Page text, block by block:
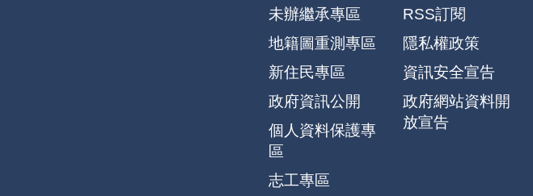
未辦繼承專區
地籍圖重測專區
新住民專區
政府資訊公開
個人資料保護專
區
志工專區
RSS訂閱
隱私權政策
資訊安全宣告
政府網站資料開
放宣告